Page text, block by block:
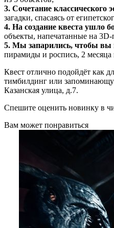
3. Сочетание классического
загадки, спасаясь от
4. На создание квеста ушло
объекты, напечатанные на 3D-
5. Мы запарились, чтобы вы
пирамиды и роспись, 2 месяца
Квест отлично подойдёт как
тимбилдинг или
Казанская улица, д.7.
Спешите оценить новинку в
Вам может понравиться